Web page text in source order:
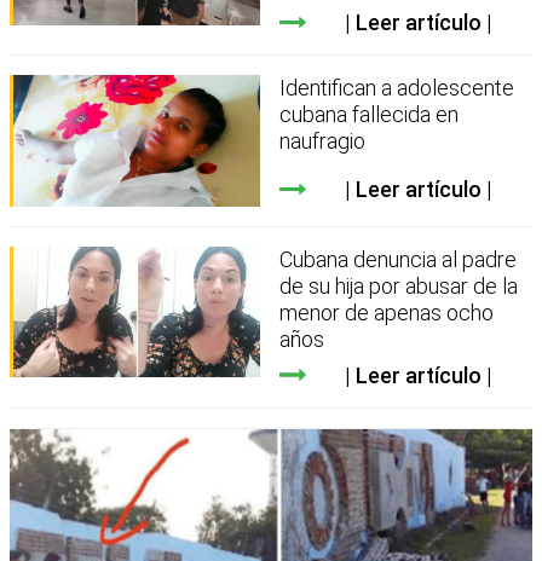
Leer artículo
Identifican a adolescente
cubana fallecida en
naufragio
Leer artículo
Cubana denuncia al padre
de su hija por abusar de la
menor de apenas ocho
años
Leer artículo